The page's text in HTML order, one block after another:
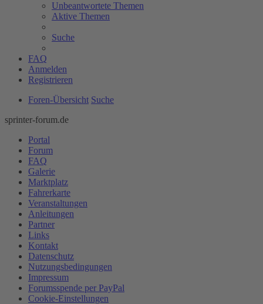
Unbeantwortete Themen
Aktive Themen
Suche
FAQ
Anmelden
Registrieren
Foren-Übersicht Suche
sprinter-forum.de
Portal
Forum
FAQ
Galerie
Marktplatz
Fahrerkarte
Veranstaltungen
Anleitungen
Partner
Links
Kontakt
Datenschutz
Nutzungsbedingungen
Impressum
Forumsspende per PayPal
Cookie-Einstellungen